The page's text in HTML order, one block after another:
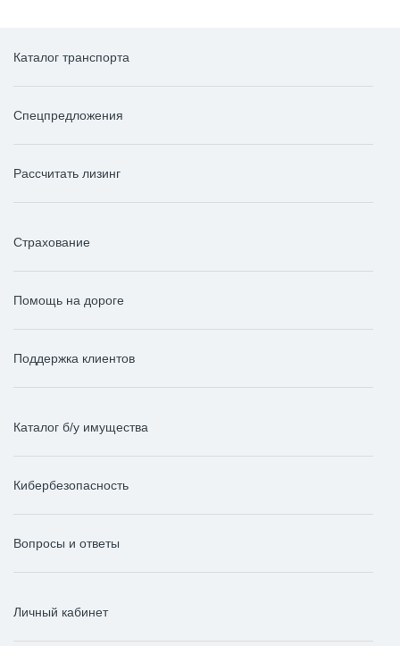
Каталог транспорта
Спецпредложения
Рассчитать лизинг
Страхование
Помощь на дороге
Поддержка клиентов
Каталог б/у имущества
Кибербезопасность
Вопросы и ответы
Личный кабинет